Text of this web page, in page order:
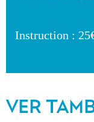
Instruction :
VER